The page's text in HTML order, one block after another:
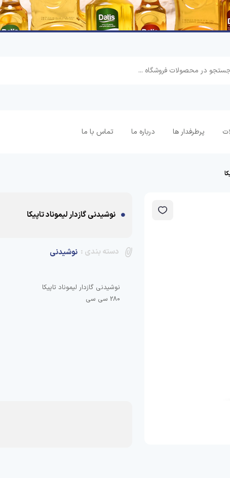
پرطرفدار ها درباره ما تماس با ما
نوشیدنی گازدار لیموناد تاپیکا
دسته بندی : نوشیدنی
280 سی سی